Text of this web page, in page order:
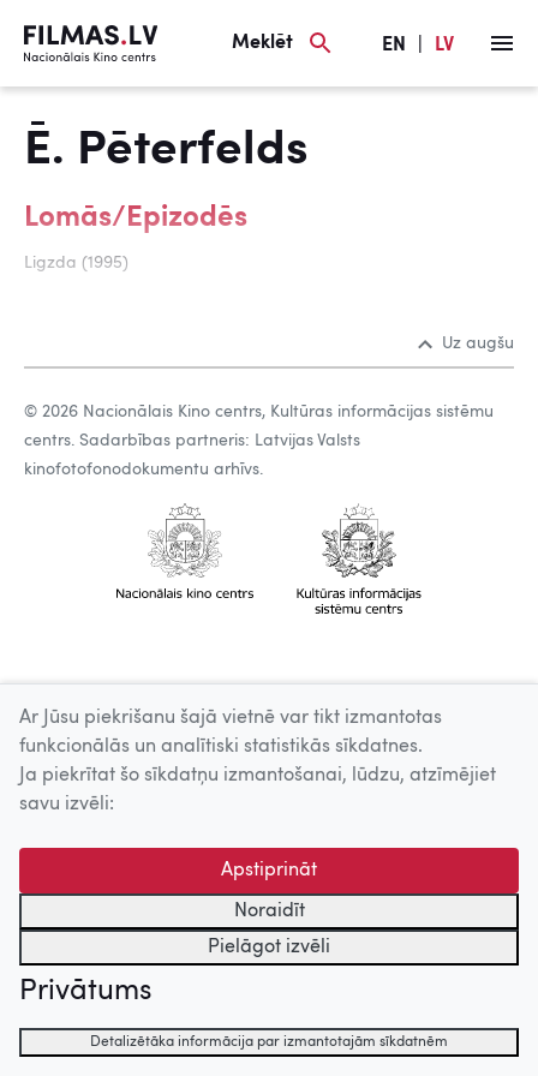
Meklēt EN LV
Ē. Pēterfelds
Lomās/Epizodēs
Ligzda (1995)
Uz augšu
© 2026 Nacionālais Kino centrs, Kultūras informācijas sistēmu
centrs. Sadarbības partneris: Latvijas Valsts
kinofotofonodokumentu arhīvs.
Ar Jūsu piekrišanu šajā vietnē var tikt izmantotas
funkcionālās un analītiski statistikās sīkdatnes.
Ja piekrītat šo sīkdatņu izmantošanai, lūdzu, atzīmējiet
savu izvēli:
Apstiprināt
Noraidīt
Pielāgot izvēli
Privātums
Detalizētāka informācija par izmantotajām sīkdatnēm